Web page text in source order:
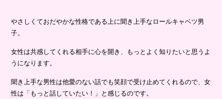
やさしくておだやかな性格である上に聞き上手なロールキャベツ男
子。
女性は共感してくれる相手に心を開き、もっとよく知りたいと思うよ
うになります。
聞き上手な男性は他愛のない話でも笑顔で受け止めてくれるので、女
性は「もっと話していたい！」と感じるのです。